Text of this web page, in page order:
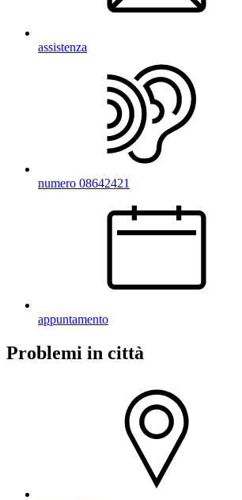
assistenza
numero 08642421
appuntamento
Problemi in città